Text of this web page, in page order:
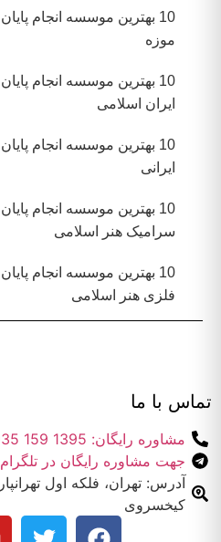
10 بهترین موسسه انجام
موزه
10 بهترین موسسه انجام
ایران اسلامی
10 بهترین موسسه انجام
ایرانی
10 بهترین موسسه انجام
سرامیک هنر اسلامی
10 بهترین موسسه انجام
فلزی هنر اسلامی
تماس با ما
مشاوره رایگان: 1395 159 0935
جهت مشاوره رایگان در تلگرام
آدرس: تهران، فلکه اول
کیخسروی